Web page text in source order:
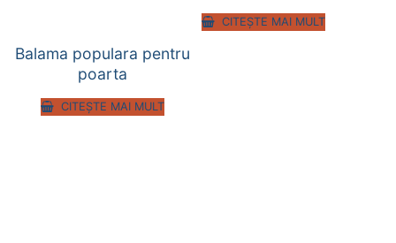
Balama populara pentru
poarta
CITEȘTE MAI MULT
CITEȘTE MAI MULT